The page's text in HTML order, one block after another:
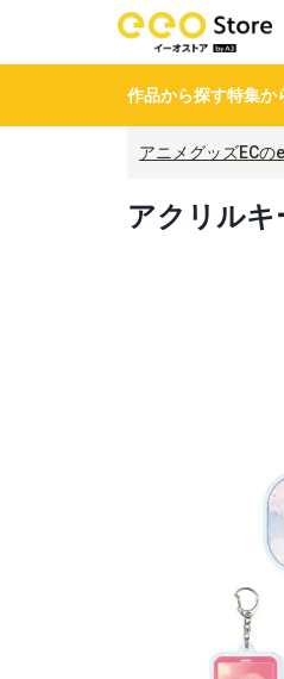
作品から探す特集か
アニメグッズECの
アクリル